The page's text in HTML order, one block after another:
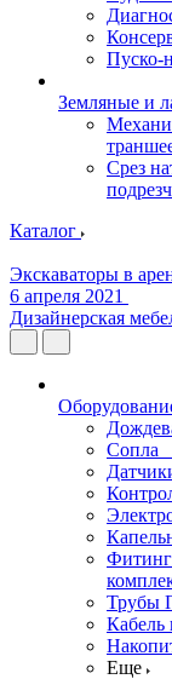
Пуско-
Земляные и
Срез
Каталог
Экскаваторы в
6 апреля 2021
Дизайнерская
Сопла
Трубы
Кабель
Еще